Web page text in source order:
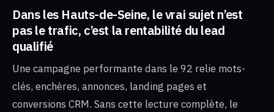
Dans les Hauts-de-Seine, le vrai sujet n’est
pas le trafic, c’est la rentabilité du lead
qualifié
Une campagne performante dans le 92 relie mots-
clés, enchères, annonces, landing pages et
conversions CRM. Sans cette lecture complète, le